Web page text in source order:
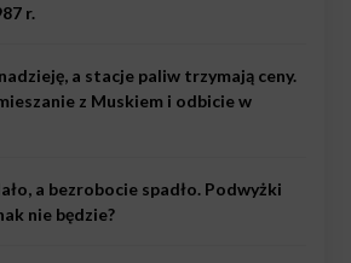
r.
a stacje paliw trzymają ceny.
z Muskiem i odbicie w
a bezrobocie spadło. Podwyżki
nie będzie?